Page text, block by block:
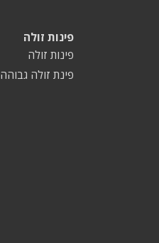
פינות זולה
פינות זולה
פינת זולה גבוהה